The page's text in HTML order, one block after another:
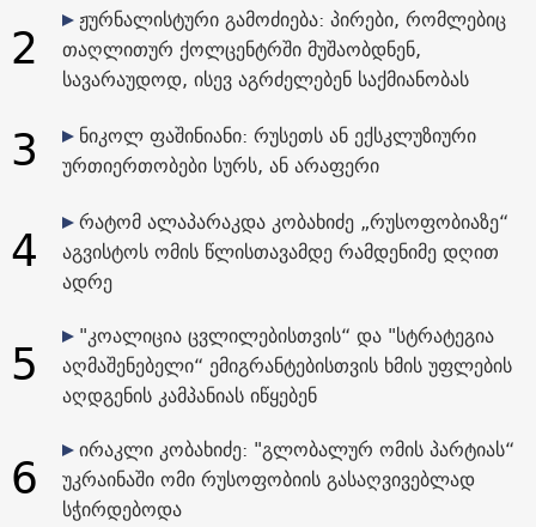
2
ჟურნალისტური გამოძიება: პირები, რომლებიც
თაღლითურ ქოლცენტრში მუშაობდნენ,
სავარაუდოდ, ისევ აგრძელებენ საქმიანობას
3
ნიკოლ ფაშინიანი: რუსეთს ან ექსკლუზიური
ურთიერთობები სურს, ან არაფერი
4
რატომ ალაპარაკდა კობახიძე „რუსოფობიაზე“
აგვისტოს ომის წლისთავამდე რამდენიმე დღით
ადრე
5
"კოალიცია ცვლილებისთვის“ და "სტრატეგია
აღმაშენებელი“ ემიგრანტებისთვის ხმის უფლების
აღდგენის კამპანიას იწყებენ
6
ირაკლი კობახიძე: "გლობალურ ომის პარტიას“
უკრაინაში ომი რუსოფობიის გასაღვივებლად
სჭირდებოდა